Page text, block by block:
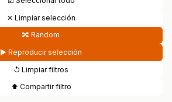
✕ Limpiar selección
🔀 Random
▶ Reproducir selección
↺ Limpiar filtros
⬆ Compartir filtro